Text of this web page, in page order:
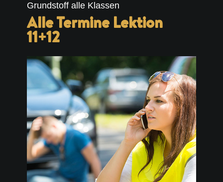
Grundstoff alle Klassen
Alle Termine Lektion
11+12